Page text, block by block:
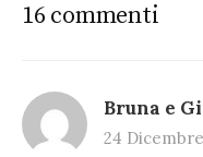
16 commenti
Bruna e
24 Dicembre